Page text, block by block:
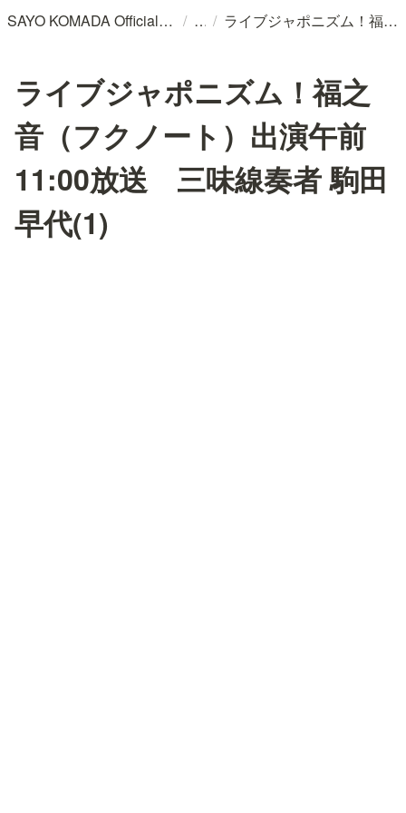
SAYO KOMADA Official WebSite / / ライブジャポニズム！福之音（フクノート）出演午前11:00放送 三味線奏者 駒田早代(1)
ライブジャポニズム！福之
音（フクノート）出演午前
11:00放送 三味線奏者 駒田
早代(1)